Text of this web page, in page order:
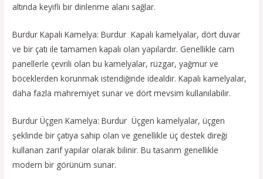
altında keyifli bir dinlenme alanı sağlar.
Burdur Kapalı Kamelya: Burdur Kapalı kamelyalar, dört duvar
ve bir çatı ile tamamen kapalı olan yapılardır. Genellikle cam
panellerle çevrili olan bu kamelyalar, rüzgar, yağmur ve
böceklerden korunmak istendiğinde idealdir. Kapalı kamelyalar,
daha fazla mahremiyet sunar ve dört mevsim kullanılabilir.
Burdur Üçgen Kamelya: Burdur Üçgen kamelyalar, üçgen
şeklinde bir çatıya sahip olan ve genellikle üç destek direği
kullanan zarif yapılar olarak bilinir. Bu tasarım genellikle
modern bir görünüm sunar.